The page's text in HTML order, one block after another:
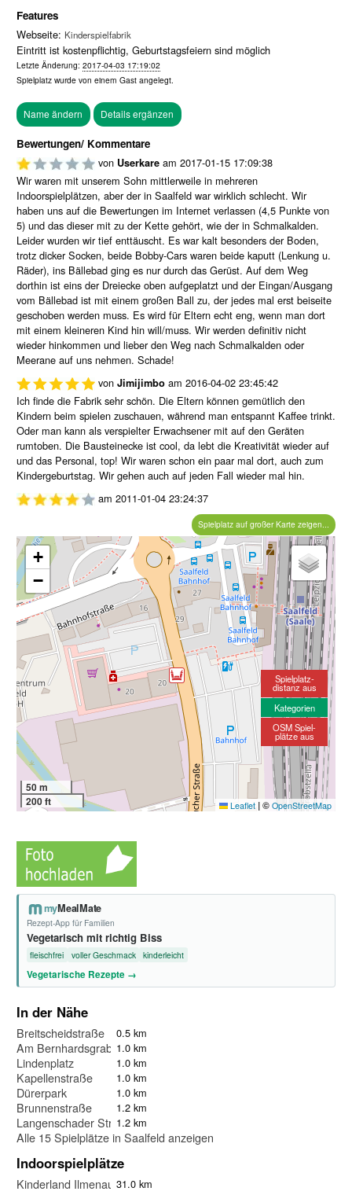
Features
Webseite: Kinderspielfabrik
Eintritt ist kostenpflichtig, Geburtstagsfeiern sind möglich
Letzte Änderung: 2017-04-03 17:19:02
Spielplatz wurde von einem Gast angelegt.
Bewertungen/ Kommentare
von Userkare am 2017-01-15 17:09:38
Wir waren mit unserem Sohn mittlerweile in mehreren
Indoorspielplätzen, aber der in Saalfeld war wirklich schlecht. Wir
haben uns auf die Bewertungen im Internet verlassen (4,5 Punkte von
5) und das dieser mit zu der Kette gehört, wie der in Schmalkalden.
Leider wurden wir tief enttäuscht. Es war kalt besonders der Boden,
trotz dicker Socken, beide Bobby-Cars waren beide kaputt (Lenkung u.
Räder), ins Bällebad ging es nur durch das Gerüst. Auf dem Weg
dorthin ist eins der Dreiecke oben aufgeplatzt und der Eingan/Ausgang
vom Bällebad ist mit einem großen Ball zu, der jedes mal erst beiseite
geschoben werden muss. Es wird für Eltern echt eng, wenn man dort
mit einem kleineren Kind hin will/muss. Wir werden definitiv nicht
wieder hinkommen und lieber den Weg nach Schmalkalden oder
Meerane auf uns nehmen. Schade!
von Jimijimbo am 2016-04-02 23:45:42
Ich finde die Fabrik sehr schön. Die Eltern können gemütlich den
Kindern beim spielen zuschauen, während man entspannt Kaffee trinkt.
Oder man kann als verspielter Erwachsener mit auf den Geräten
rumtoben. Die Bausteinecke ist cool, da lebt die Kreativität wieder auf
und das Personal, top! Wir waren schon ein paar mal dort, auch zum
Kindergeburtstag. Wir gehen auch auf jeden Fall wieder mal hin.
am 2011-01-04 23:24:37
Spielplatz auf großer Karte zeigen...
+
−
50 m
200 ft
Leaflet |© OpenStreetMap
Spielplatz-
distanz aus
Kategorien
OSM Spiel-
plätze aus
myMealMate
Rezept-App für Familien
Vegetarisch mit richtig Biss
fleischfrei voller Geschmack kinderleicht
Vegetarische Rezepte →
In der Nähe
Breitscheidstraße 0.5 km
Am Bernhardsgraben1.0 km
Lindenplatz 1.0 km
Kapellenstraße 1.0 km
Dürerpark 1.0 km
Brunnenstraße 1.2 km
Langenschader Straße1.2 km
Alle 15 Spielplätze in Saalfeld anzeigen
Indoorspielplätze
Kinderland Ilmenau 31.0 km